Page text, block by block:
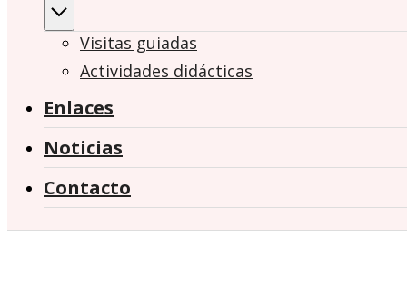
Visitas guiadas
Actividades didácticas
Enlaces
Noticias
Contacto